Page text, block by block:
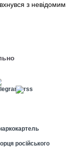
з невідомим
російського